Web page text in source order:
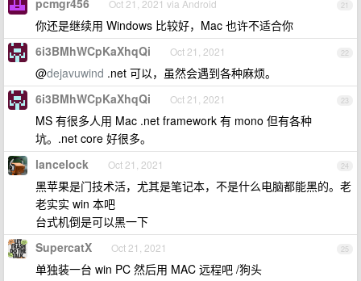
21
pcmgr456 Oct 21, 2021 via Android
你还是继续用 Windows 比较好，Mac 也许不适合你
22
6i3BMhWCpKaXhqQi Oct 21, 2021
@dejavuwind .net 可以，虽然会遇到各种麻烦。
23
6i3BMhWCpKaXhqQi Oct 21, 2021
MS 有很多人用 Mac .net framework 有 mono 但有各种
坑。.net core 好很多。
24
lancelock Oct 21, 2021
黑苹果是门技术活，尤其是笔记本，不是什么电脑都能黑的。老
老实实 win 本吧
台式机倒是可以黑一下
25
SupercatX Oct 21, 2021
单独装一台 win PC 然后用 MAC 远程吧 /狗头